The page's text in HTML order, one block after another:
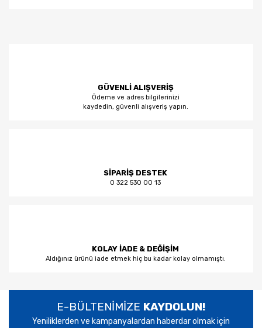
GÜVENLİ ALIŞVERİŞ
Ödeme ve adres bilgilerinizi
kaydedin, güvenli alışveriş yapın.
SİPARİŞ DESTEK
0 322 530 00 13
KOLAY İADE & DEĞİŞİM
Aldığınız ürünü iade etmek hiç bu kadar kolay olmamıştı.
E-BÜLTENİMİZE KAYDOLUN!
Yeniliklerden ve kampanyalardan haberdar olmak için